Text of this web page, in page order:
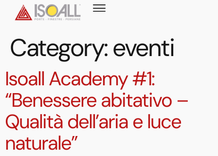
content
Category:eventi
Isoall Academy #1:
“Benessere abitativo –
Qualità dell’aria e luce
naturale”